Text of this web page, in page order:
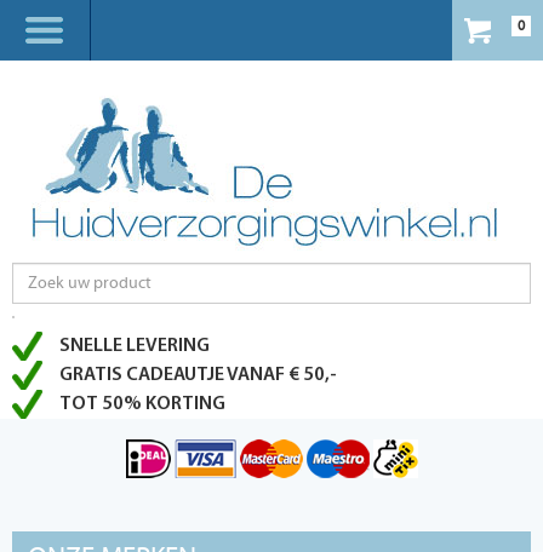
0
SNELLE LEVERING
GRATIS CADEAUTJE VANAF € 50,-
TOT 50% KORTING